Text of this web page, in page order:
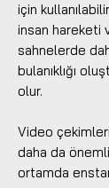
için
insan hareketi
sahnelerde
bulanıklığı
olur.
Video
daha da
ortamda